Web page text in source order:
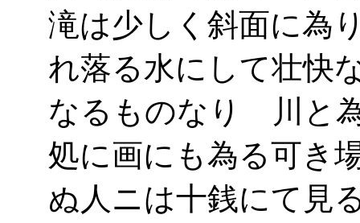
滝は少しく斜面に為
れ落る水にして壮快
なるものなり 川と
処に画にも為る可き
ぬ人ニは十銭にて見